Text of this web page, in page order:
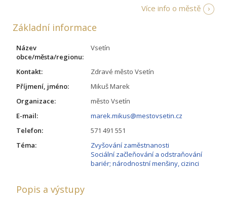
Více info o městě
Základní informace
Název
obce/města/regionu:
Vsetín
Kontakt:
Zdravé město Vsetín
Příjmení, jméno:
Mikuš Marek
Organizace:
město Vsetín
E-mail:
marek.mikus@mestovsetin.cz
Telefon:
571 491 551
Téma:
Zvyšování zaměstnanosti
Sociální začleňování a odstraňování
bariér; národnostní menšiny, cizinci
Popis a výstupy